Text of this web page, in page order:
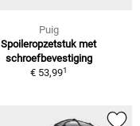
Puig
Spoileropzetstuk met
schroefbevestiging
€ 53,991